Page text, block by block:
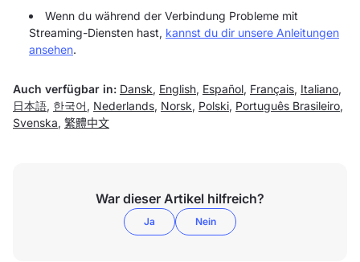
Wenn du während der Verbindung Probleme mit
Streaming-Diensten hast, kannst du dir unsere Anleitungen
ansehen.
Auch verfügbar in: Dansk, English, Español, Français, Italiano,
日本語, 한국어 , Nederlands, Norsk, Polski, Português Brasileiro,
Svenska, 繁體中文
War dieser Artikel hilfreich?
Ja Nein